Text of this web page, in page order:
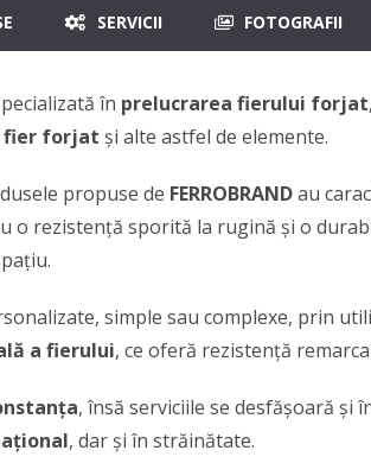
SERVICII FOTOGRAFII
în prelucrarea fierului forjat,
fier forjat și alte astfel de elemente.
propuse de FERROBRANDau
o rezistență sporită la rugină și o
simple sau complexe, prin
a fierului, ce oferă rezistență
, însă serviciile se desfășoară și
, dar şi în străinătate.